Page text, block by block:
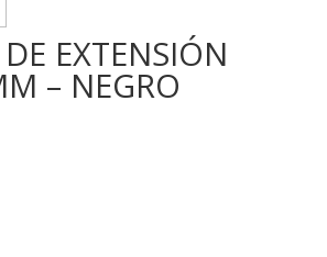
EXTENSIÓN
– NEGRO